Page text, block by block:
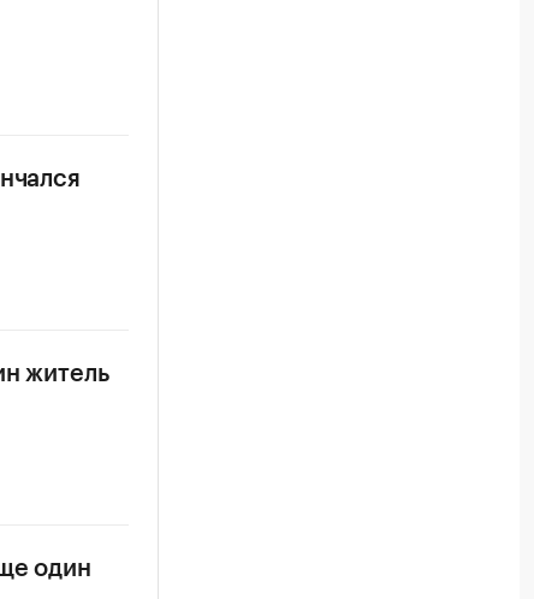
житель
один